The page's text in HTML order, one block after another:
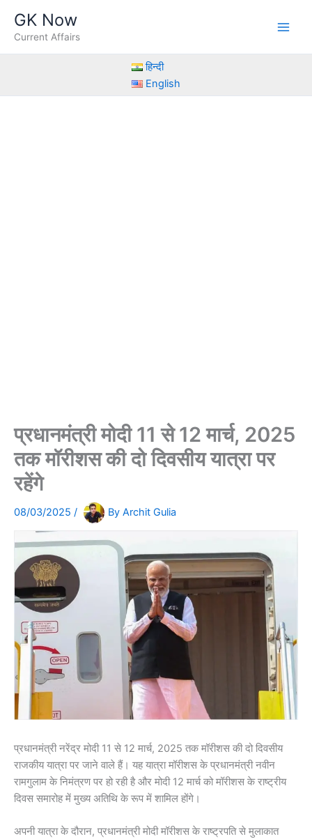
content
GK Now
Current Affairs
हिन्दी
English
प्रधानमंत्री मोदी 11 से 12 मार्च, 2025
तक मॉरीशस की दो दिवसीय यात्रा पर
रहेंगे
08/03/2025 / By Archit Gulia
प्रधानमंत्री नरेंद्र मोदी 11 से 12 मार्च, 2025 तक मॉरीशस की दो दिवसीय
राजकीय यात्रा पर जाने वाले हैं। यह यात्रा मॉरीशस के प्रधानमंत्री नवीन
रामगुलाम के निमंत्रण पर हो रही है और मोदी 12 मार्च को मॉरीशस के राष्ट्रीय
दिवस समारोह में मुख्य अतिथि के रूप में शामिल होंगे।
अपनी यात्रा के दौरान, प्रधानमंत्री मोदी मॉरीशस के राष्ट्रपति से मुलाकात